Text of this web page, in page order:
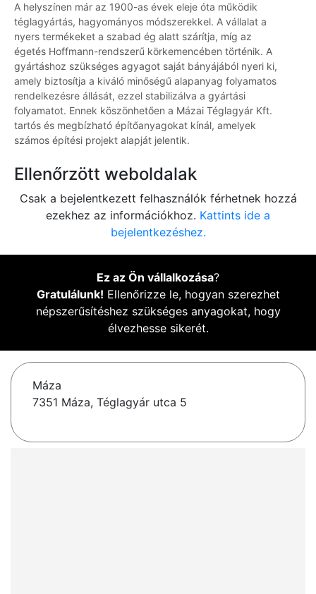
A helyszínen már az 1900-as évek eleje óta működik
téglagyártás, hagyományos módszerekkel. A vállalat a
nyers termékeket a szabad ég alatt szárítja, míg az
égetés Hoffmann-rendszerű körkemencében történik. A
gyártáshoz szükséges agyagot saját bányájából nyeri ki,
amely biztosítja a kiváló minőségű alapanyag folyamatos
rendelkezésre állását, ezzel stabilizálva a gyártási
folyamatot. Ennek köszönhetően a Mázai Téglagyár Kft.
tartós és megbízható építőanyagokat kínál, amelyek
számos építési projekt alapját jelentik.
Ellenőrzött weboldalak
Csak a bejelentkezett felhasználók férhetnek hozzá
ezekhez az információkhoz. Kattints ide a
bejelentkezéshez.
Ez az Ön vállalkozása?
Gratulálunk! Ellenőrizze le, hogyan szerezhet
népszerűsítéshez szükséges anyagokat, hogy
élvezhesse sikerét.
Máza
7351 Máza, Téglagyár utca 5